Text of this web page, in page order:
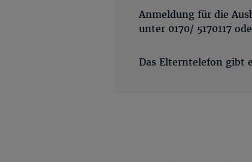
Anmeldung für die
unter 0170/ 5170117
Das Elterntelefon gibt